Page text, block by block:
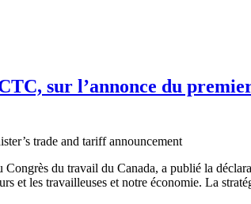
sur l’annonce du
du travail du Canada, a publié la
et les travailleuses et notre économie. La